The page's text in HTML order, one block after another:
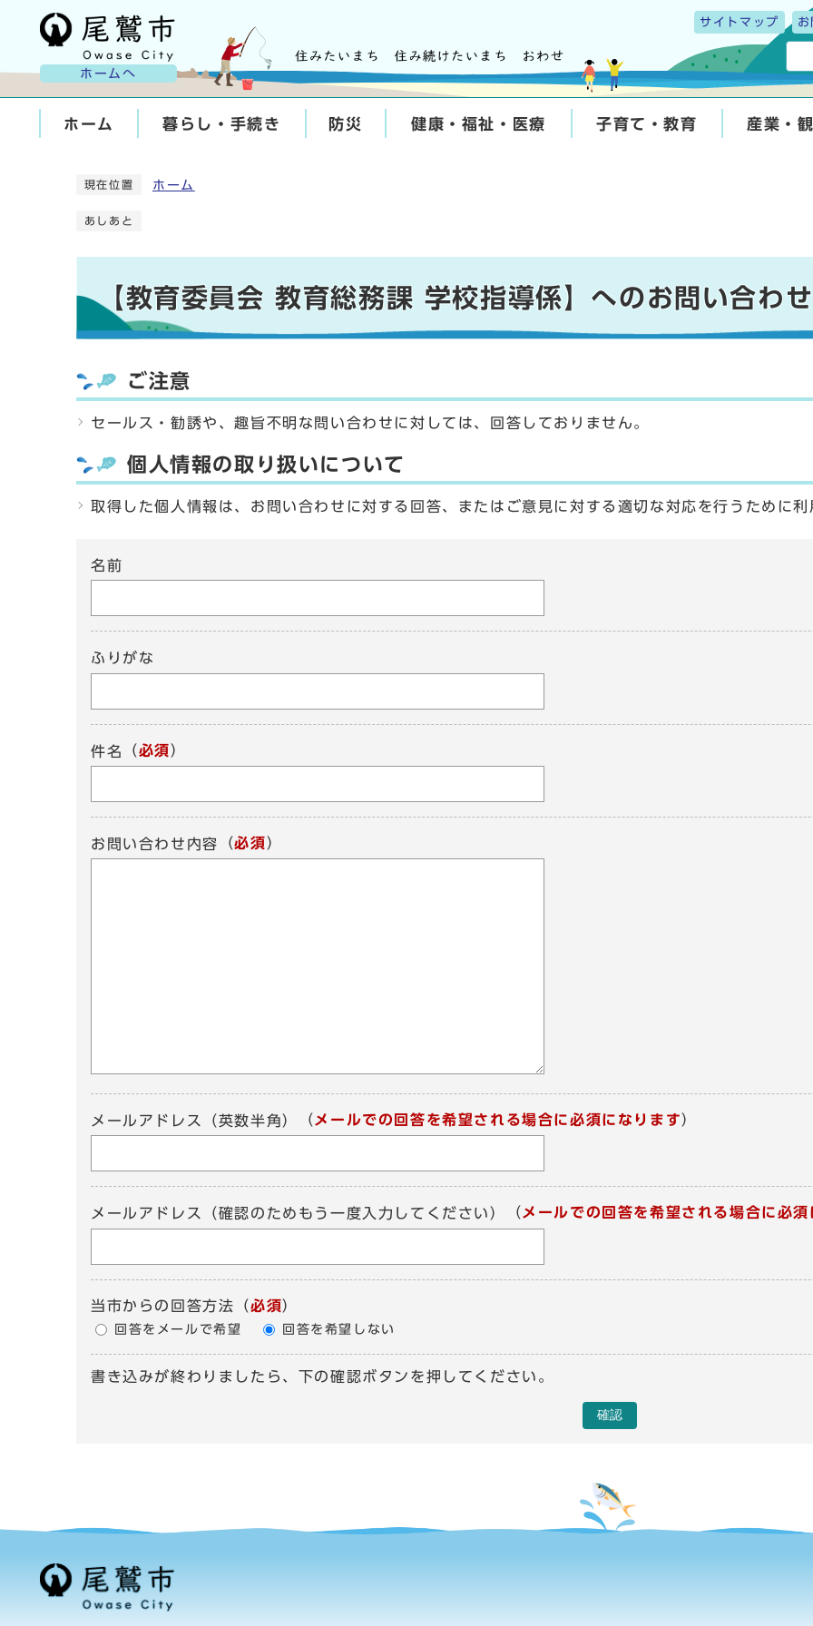
ホームへ
サイトマップ
ホーム 暮らし・手続き 防災 健康・福祉・医療 子育て・教育 産業・
現在位置 ホーム
あしあと
【教育委員会 教育総務課 学校指導係】へのお問い合わせ
ご注意
セールス・勧誘や、趣旨不明な問い合わせに対しては、回答しておりません。
個人情報の取り扱いについて
取得した個人情報は、お問い合わせに対する回答、またはご意見に対する適切な対応を行うために
名前
ふりがな
件名 （必須）
お問い合わせ内容 （必須）
メールアドレス（英数半角） （ メールでの回答を希望される場合に必須になります）
メールアドレス（確認のためもう一度入力してください） （メールでの回答を希望される場合に必須
当市からの回答方法 （必須）
回答をメールで希望 回答を希望しない
書き込みが終わりましたら、下の確認ボタンを押してください。
確認